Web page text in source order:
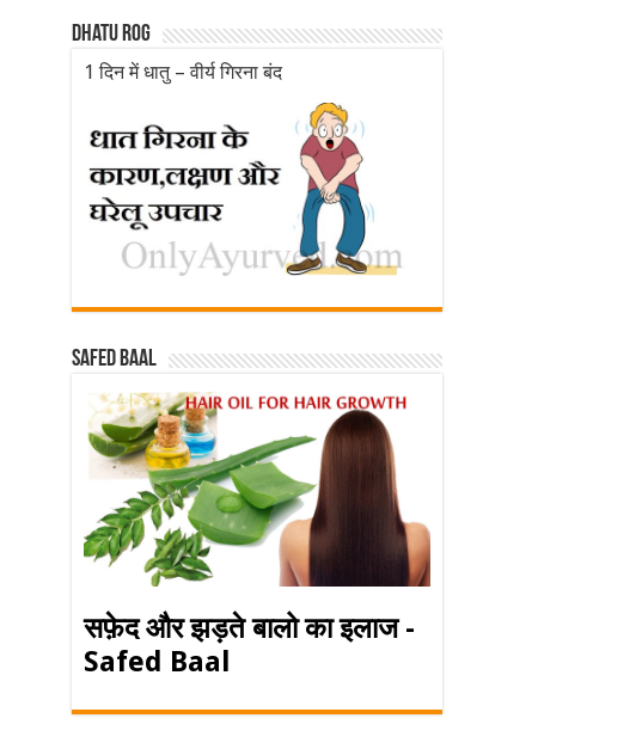
Dhatu rog
1 दिन में धातु – वीर्य गिरना बंद
Safed baal
सफ़ेद और झड़ते बालो का इलाज -
Safed Baal